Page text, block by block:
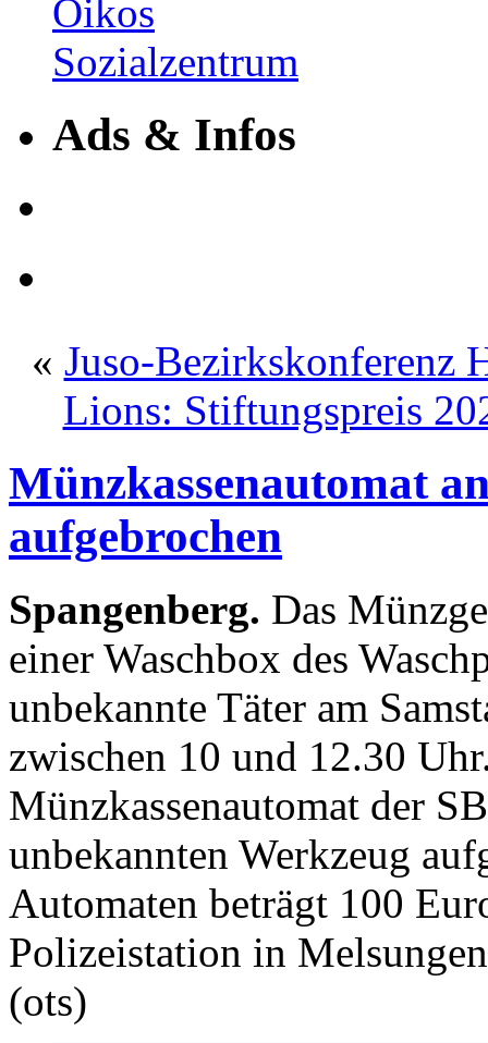
Ads & Infos
« Juso-Bezirkskonferenz
Lions: Stiftungspreis
Münzkassenautomat
aufgebrochen
Spangenberg. Das
einer Waschbox des
unbekannte Täter am
zwischen 10 und 12.30
Münzkassenautomat der
unbekannten Werkzeug
Automaten beträgt 100
Polizeistation in
(ots)